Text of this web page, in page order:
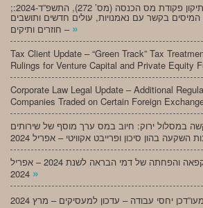
;מעו”דכן מיסים – חוק לתיקון פקודת מס הכנסה (מס’ 272), התשפ”ד-2024:
המיסים בקשר עם נאמנויות, עולים חדשים ותושבים
חוזרים ותיקים – »
Tax Client Update – “Green Track” Tax
Rulings for Venture Capital and Private Equity
Corporate Law Legal Update – Additional
Companies Traded on Certain Foreign
במסלול ירוק: חיוב במס ערך מוסף של שירותים
מעו”דכן יחסי עבודה – הקפאה והפחתה של דמי הבראה לשנת 2024 – אפריל
»